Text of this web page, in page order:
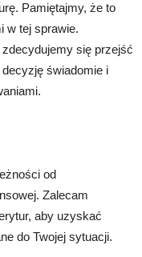
Pamiętajmy, że to
w tej sprawie.
się przejść
świadomie i
od
Zalecam
aby uzyskać
do Twojej sytuacji.